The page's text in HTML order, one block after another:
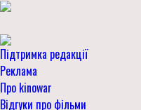
Підтримка редакції
Реклама
Про kinowar
Відгуки про фільми